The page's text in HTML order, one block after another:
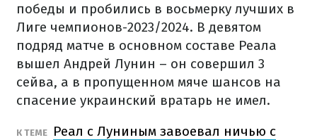
победы и пробились в восьмерку лучших в
Лиге чемпионов-2023/2024. В девятом
подряд матче в основном составе Реала
вышел Андрей Лунин – он совершил 3
сейва, а в пропущенном мяче шансов на
спасение украинский вратарь не имел.
К ТЕМЕ
Реал с Луниным завоевал ничью с